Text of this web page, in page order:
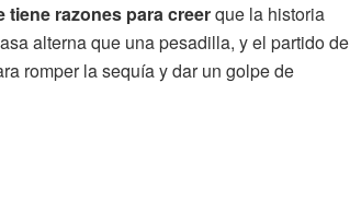
tiene razones para creerque la historia
alterna que una pesadilla, y el partido de
romper la sequía y dar un golpe de